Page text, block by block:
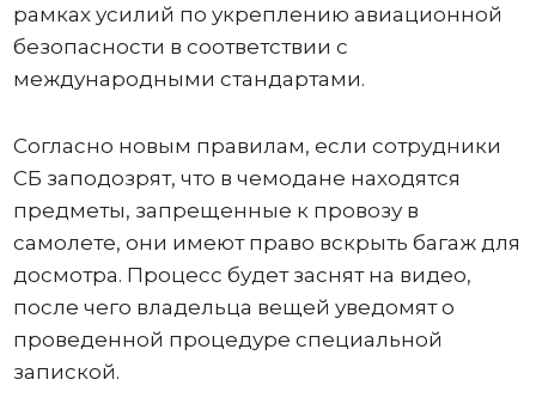
рамках усилий по укреплению авиационной
безопасности в соответствии с
международными стандартами.
Согласно новым правилам, если сотрудники
СБ заподозрят, что в чемодане ​​находятся
предметы, запрещенные к провозу в
самолете, они имеют право вскрыть багаж для
досмотра. Процесс будет заснят на видео,
после чего владельца вещей уведомят о
проведенной процедуре специальной
запиской.